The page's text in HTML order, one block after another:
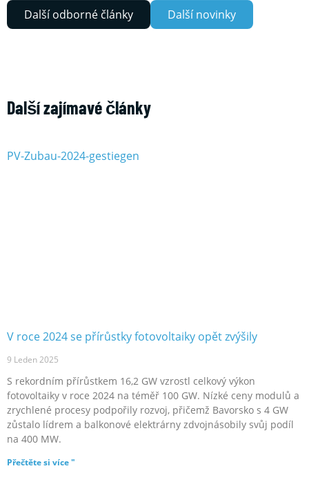
Další odborné články Další novinky
Další zajímavé články
V roce 2024 se přírůstky fotovoltaiky opět zvýšily
9 Leden 2025
S rekordním přírůstkem 16,2 GW vzrostl celkový výkon
fotovoltaiky v roce 2024 na téměř 100 GW. Nízké ceny modulů a
zrychlené procesy podpořily rozvoj, přičemž Bavorsko s 4 GW
zůstalo lídrem a balkonové elektrárny zdvojnásobily svůj podíl
na 400 MW.
Přečtěte si více "